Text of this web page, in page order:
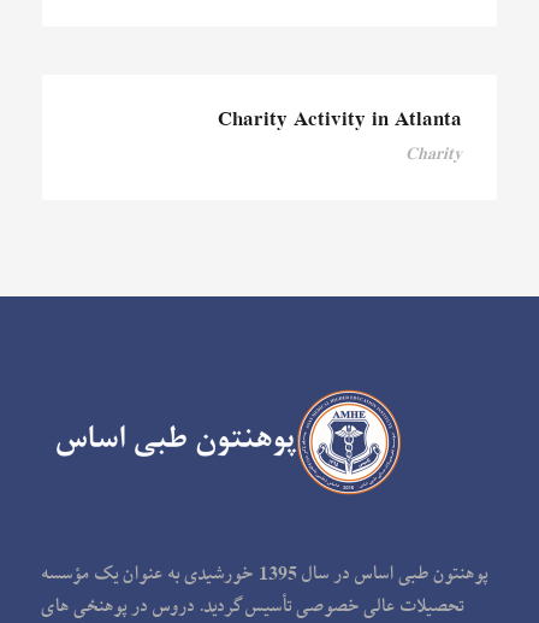
Charity Activity in Atlanta
Charity
پوهنتون طبی اساس در سال 1395 خورشیدی به عنوان یک مؤسسه
تحصیلات عالی خصوصی تأسیس گردید. دروس در پوهنځی های